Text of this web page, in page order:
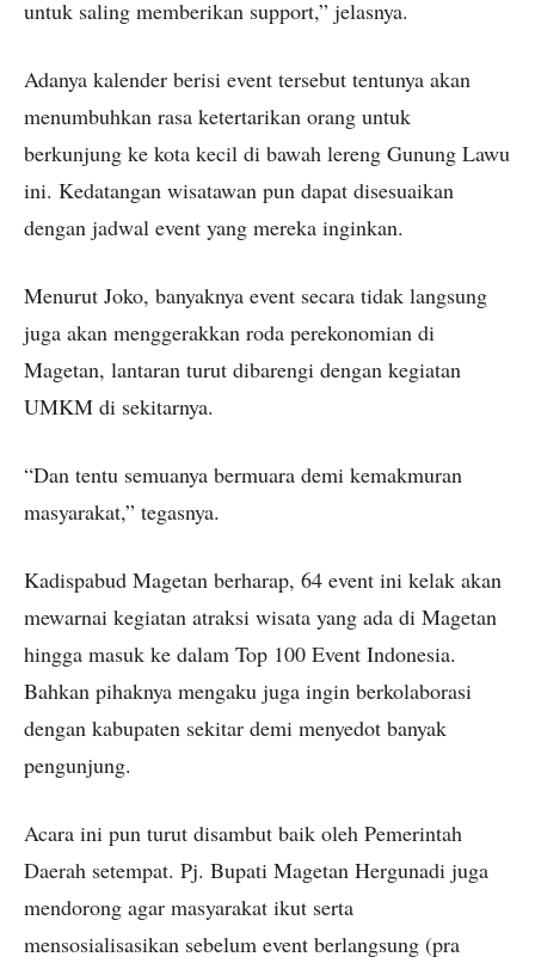
untuk saling memberikan support,” jelasnya.
Adanya kalender berisi event tersebut tentunya akan
menumbuhkan rasa ketertarikan orang untuk
berkunjung ke kota kecil di bawah lereng Gunung Lawu
ini. Kedatangan wisatawan pun dapat disesuaikan
dengan jadwal event yang mereka inginkan.
Menurut Joko, banyaknya event secara tidak langsung
juga akan menggerakkan roda perekonomian di
Magetan, lantaran turut dibarengi dengan kegiatan
UMKM di sekitarnya.
“Dan tentu semuanya bermuara demi kemakmuran
masyarakat,” tegasnya.
Kadispabud Magetan berharap, 64 event ini kelak akan
mewarnai kegiatan atraksi wisata yang ada di Magetan
hingga masuk ke dalam Top 100 Event Indonesia.
Bahkan pihaknya mengaku juga ingin berkolaborasi
dengan kabupaten sekitar demi menyedot banyak
pengunjung.
Acara ini pun turut disambut baik oleh Pemerintah
Daerah setempat. Pj. Bupati Magetan Hergunadi juga
mendorong agar masyarakat ikut serta
mensosialisasikan sebelum event berlangsung (pra